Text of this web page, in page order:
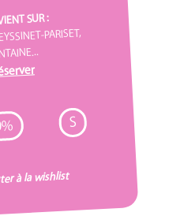
SUR :
PARISET,
S
à la wishlist